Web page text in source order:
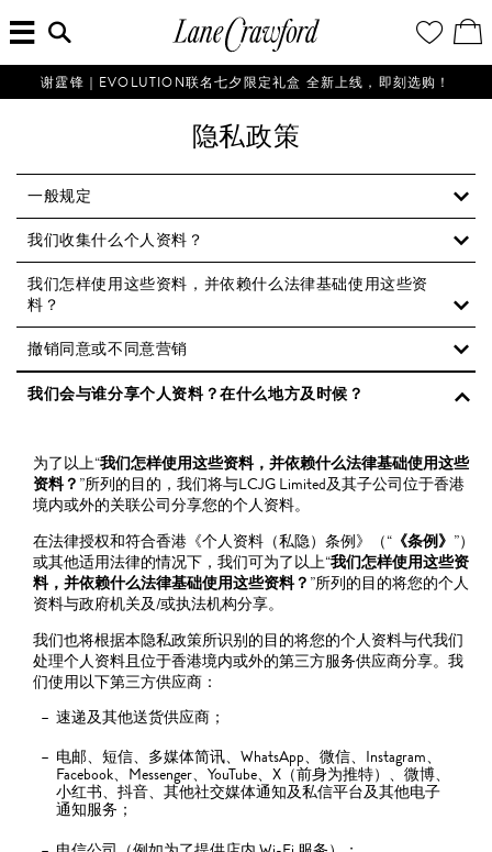
佛
探
的
尚
界
的
愿
望
清
单
看
／
修
购
单
入
搜
索
信
息...
谢霆锋｜EVOLUTION联名七夕限定礼盒 全新上线，即刻选购！
隐私政策
一般规定
我们收集什么个人资料？
我们怎样使用这些资料，并依赖什么法律基础使用这些资
料？
撤销同意或不同意营销
我们会与谁分享个人资料？在什么地方及时候？
为了以上“我们怎样使用这些资料，并依赖什么法律基础使用这些
资料？ ”所列的目的，我们将与LCJG Limited及其子公司位于香港
境内或外的关联公司分享您的个人资料。
在法律授权和符合香港《个人资料（私隐）条例》（“ 《条例》 ”）
或其他适用法律的情况下，我们可为了以上“我们怎样使用这些资
料，并依赖什么法律基础使用这些资料？ ”所列的目的将您的个人
资料与政府机关及/或执法机构分享。
我们也将根据本隐私政策所识别的目的将您的个人资料与代我们
处理个人资料且位于香港境内或外的第三方服务供应商分享。我
们使用以下第三方供应商：
速递及其他送货供应商；
电邮、短信、多媒体简讯、WhatsApp、微信、Instagram、
Facebook、Messenger、YouTube、X（前身为推特）、微博、
小红书、抖音、其他社交媒体通知及私信平台及其他电子
通知服务；